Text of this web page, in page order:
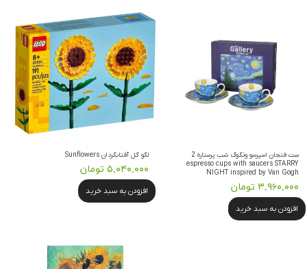
ست فنجان اسپرسو ونگوگ شب پرستاره 2
espresso cups with saucers STARRY
NIGHT inspired by Van Gogh
۳,۹۶۰,۰۰۰ تومان
افزودن به سبد خرید
لگو گل آفتابگردان Sunflowers
۵,۰۴۰,۰۰۰ تومان
افزودن به سبد خرید